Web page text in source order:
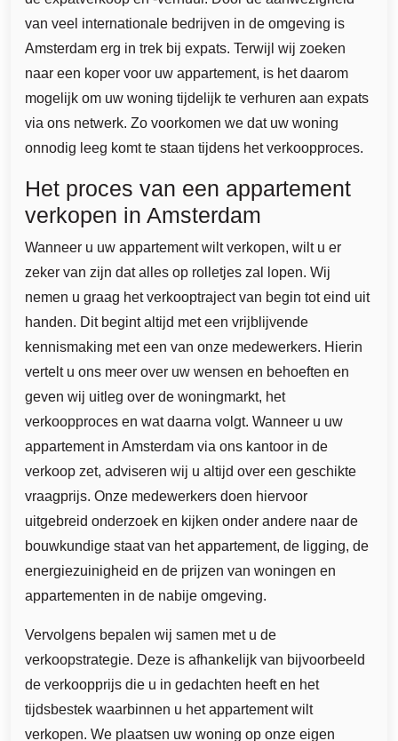
van veel internationale bedrijven in de omgeving is
Amsterdam erg in trek bij expats. Terwijl wij zoeken
naar een koper voor uw appartement, is het daarom
mogelijk om uw woning tijdelijk te verhuren aan expats
via ons netwerk. Zo voorkomen we dat uw woning
onnodig leeg komt te staan tijdens het verkoopproces.
Het proces van een appartement
verkopen in Amsterdam
Wanneer u uw appartement wilt verkopen, wilt u er
zeker van zijn dat alles op rolletjes zal lopen. Wij
nemen u graag het verkooptraject van begin tot eind uit
handen. Dit begint altijd met een vrijblijvende
kennismaking met een van onze medewerkers. Hierin
vertelt u ons meer over uw wensen en behoeften en
geven wij uitleg over de woningmarkt, het
verkoopproces en wat daarna volgt. Wanneer u uw
appartement in Amsterdam via ons kantoor in de
verkoop zet, adviseren wij u altijd over een geschikte
vraagprijs. Onze medewerkers doen hiervoor
uitgebreid onderzoek en kijken onder andere naar de
bouwkundige staat van het appartement, de ligging, de
energiezuinigheid en de prijzen van woningen en
appartementen in de nabije omgeving.
Vervolgens bepalen wij samen met u de
verkoopstrategie. Deze is afhankelijk van bijvoorbeeld
de verkoopprijs die u in gedachten heeft en het
tijdsbestek waarbinnen u het appartement wilt
verkopen. We plaatsen uw woning op onze eigen